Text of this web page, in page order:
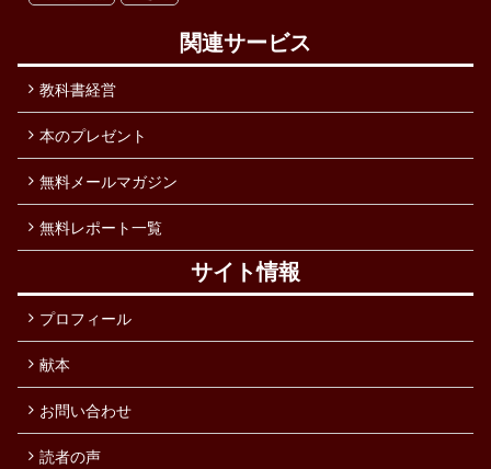
関連サービス
教科書経営
本のプレゼント
無料メールマガジン
無料レポート一覧
サイト情報
プロフィール
献本
お問い合わせ
読者の声